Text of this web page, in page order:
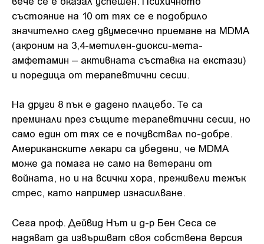
състояние на 10 от тях се е подобрило
значително след двумесечно приемане на MDMA
(акроним на 3,4-метилен-диокси-мета-
амфетамин – активната съставка на екстази)
и поредица от терапевтични сесии.
На други 8 пък е дадено плацебо. Те са
преминали през същите терапевтични сесии, но
само един от тях се е почувствал по-добре.
Американските лекари са убедени, че MDMA
може да помага не само на ветерани от
войната, но и на всички хора, преживели тежък
стрес, като например изнасилване.
Сега проф. Дейвид Нът и д-р Бен Сеса се
надяват да извършват своя собствена версия